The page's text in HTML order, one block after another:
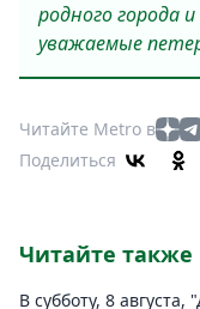
родного города
уважаемые
Читайте Metro в
Поделиться
Читайте также
В субботу, 8